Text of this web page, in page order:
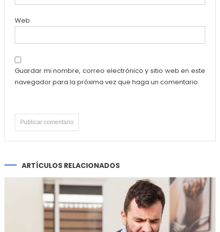
Web
Guardar mi nombre, correo electrónico y sitio web en este
navegador para la próxima vez que haga un comentario.
ARTÍCULOS RELACIONADOS